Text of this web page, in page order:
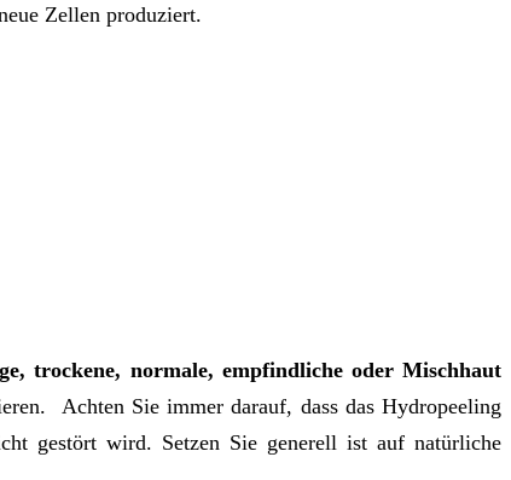
Zellen produziert.
trockene, normale, empfindliche oder Mischhaut
Achten Sie immer darauf, dass das Hydropeeling
gestört wird. Setzen Sie generell ist auf natürliche